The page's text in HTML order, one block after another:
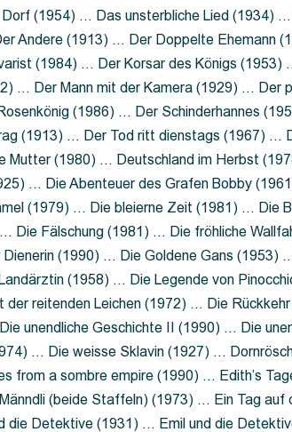
(1954) … Das unsterbliche Lied (1934)
Andere (1913) … Der Doppelte Ehemann
(1984) … Der Korsar des Königs
… Der Mann mit der Kamera (1929) … Der
(1986) … Der Schinderhannes
(1913) … Der Tod ritt dienstags (1967) …
Mutter (1980) … Deutschland im Herbst
… Die Abenteuer des Grafen Bobby
(1979) … Die bleierne Zeit (1981) … Die
Die Fälschung (1981) … Die fröhliche
(1990) … Die Goldene Gans
(1958) … Die Legende von
reitenden Leichen (1972) … Die
unendliche Geschichte II (1990) … Die
… Die weisse Sklavin (1927) …
from a sombre empire (1990) … Edith’s
(beide Staffeln) (1973) … Ein Tag
die Detektive (1931) … Emil und die